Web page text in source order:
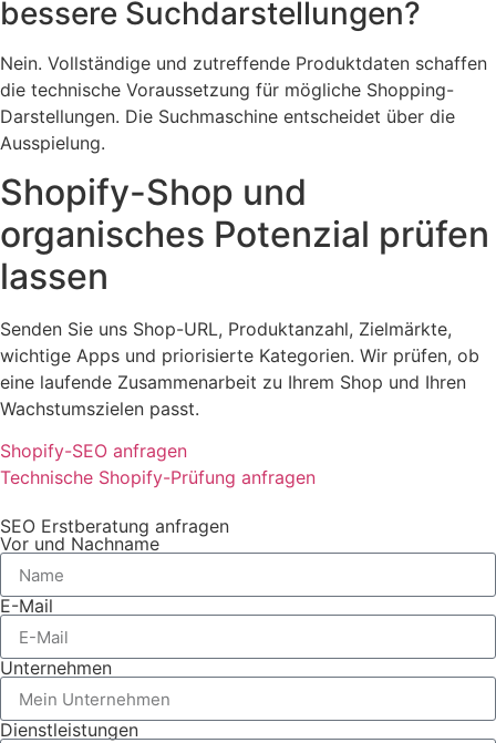
bessere Suchdarstellungen?
Nein. Vollständige und zutreffende Produktdaten schaffen
die technische Voraussetzung für mögliche Shopping-
Darstellungen. Die Suchmaschine entscheidet über die
Ausspielung.
Shopify-Shop und
organisches Potenzial prüfen
lassen
Senden Sie uns Shop-URL, Produktanzahl, Zielmärkte,
wichtige Apps und priorisierte Kategorien. Wir prüfen, ob
eine laufende Zusammenarbeit zu Ihrem Shop und Ihren
Wachstumszielen passt.
Shopify-SEO anfragen
Technische Shopify-Prüfung anfragen
SEO Erstberatung anfragen
Vor und Nachname
E-Mail
Unternehmen
Dienstleistungen